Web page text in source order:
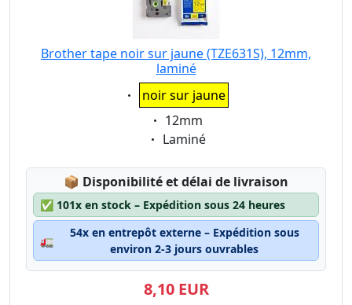
Brother tape noir sur jaune (TZE631S), 12mm,
laminé
Eigenschaft:
noir sur jaune
Eigenschaft:
12mm
Eigenschaft:
Laminé
📦 Lagerstatus:
Disponibilité et délai de livraison
✅ 101x en stock – Expédition sous 24 heures
🚛
54x en entrepôt externe – Expédition sous
environ 2-3 jours ouvrables
8,10 EUR